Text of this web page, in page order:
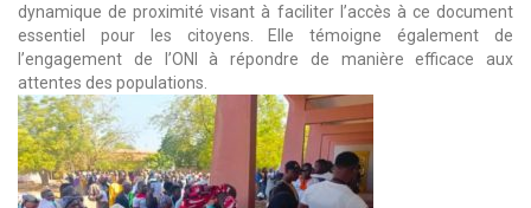
dynamique de proximité visant à faciliter l’accès à ce document
essentiel pour les citoyens. Elle témoigne également de
l’engagement de l’ONI à répondre de manière efficace aux
attentes des populations.